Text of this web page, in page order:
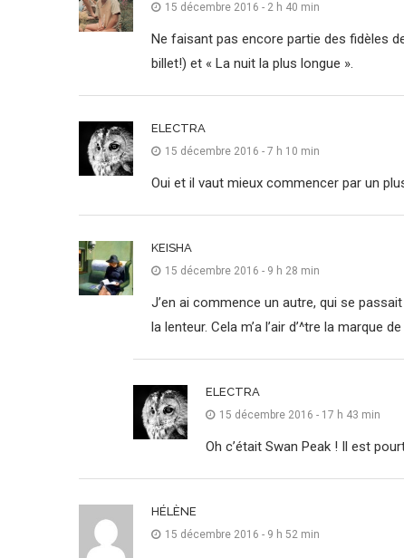
15 décembre 2016 - 2 h 40 min
Ne faisant pas encore partie des fidèles
billet!) et « La nuit la plus longue ».
ELECTRA
15 décembre 2016 - 7 h 10 min
Oui et il vaut mieux commencer par un
KEISHA
15 décembre 2016 - 9 h 28 min
J’en ai commence un autre, qui se
la lenteur. Cela m’a l’air d’^tre la marque
ELECTRA
15 décembre 2016 - 17 h 43 min
Oh c’était Swan Peak ! Il est
HÉLÈNE
15 décembre 2016 - 9 h 52 min